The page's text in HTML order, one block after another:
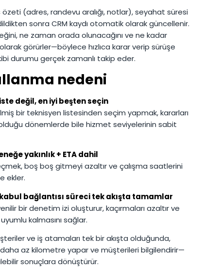
özeti (adres, randevu aralığı, notlar), seyahat süresi
sonra CRM kaydı otomatik olarak güncellenir.
ne zaman orada olunacağını ve ne kadar
görürler—böylece hızlıca karar verip sürüşe
durumu gerçek zamanlı takip eder.
nedeni
değil, en iyi beşten seçin
bir teknisyen listesinden seçim yapmak, kararları
olduğu dönemlerde bile hizmet seviyelerinin sabit
yakınlık + ETA dahil
boş boş gitmeyi azaltır ve çalışma saatlerini
ekler.
bağlantısı süreci tek akışta tamamlar
bir denetim izi oluşturur, kaçırmaları azaltır ve
kalmasını sağlar.
ve iş atamaları tek bir akışta olduğunda,
daha az kilometre yapar ve müşterileri bilgilendirir—
sonuçlara dönüştürür.